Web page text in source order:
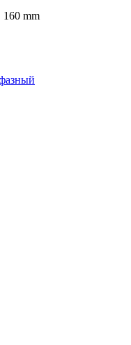
160 mm